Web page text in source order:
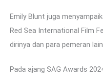
Emily Blunt juga
Red Sea International Film
dirinya dan para pemeran
Pada ajang SAG Awards